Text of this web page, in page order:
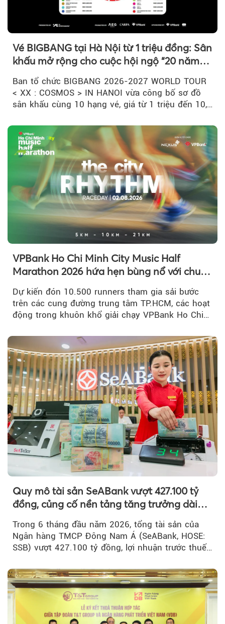
Vé BIGBANG tại Hà Nội từ 1 triệu đồng: Sân
khấu mở rộng cho cuộc hội ngộ “20 năm
có một”
Ban tổ chức BIGBANG 2026-2027 WORLD TOUR
< XX : COSMOS > IN HANOI vừa công bố sơ đồ
sân khấu cùng 10 hạng vé, giá từ 1 triệu đến 10,5
VPBank Ho Chi Minh City Music Half
Marathon 2026 hứa hẹn bùng nổ với chuỗi
hoạt động đa trải nghiệm
Dự kiến đón 10.500 runners tham gia sải bước
trên các cung đường trung tâm TP.HCM, các hoạt
động trong khuôn khổ giải chạy VPBank Ho Chi
Quy mô tài sản SeABank vượt 427.100 tỷ
đồng, củng cố nền tảng tăng trưởng dài
Trong 6 tháng đầu năm 2026, tổng tài sản của
Ngân hàng TMCP Đông Nam Á (SeABank, HOSE:
SSB) vượt 427.100 tỷ đồng, lợi nhuận trước thuế